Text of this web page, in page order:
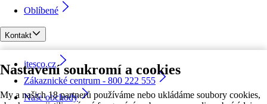
Nastavení soukromí a cookies
My a našich 18 partnerů používáme nebo ukládáme soubory cookies,
Oblíbené
Kontakt
itesco.cz
Zákaznické centrum - 800 222 555
Naše obchody